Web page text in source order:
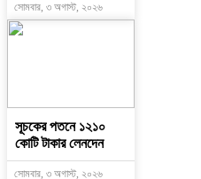
সোমবার, ৩ অগাস্ট, ২০২৬
সূচকের পতনে ১২১০
কোটি টাকার লেনদেন
সোমবার, ৩ অগাস্ট, ২০২৬